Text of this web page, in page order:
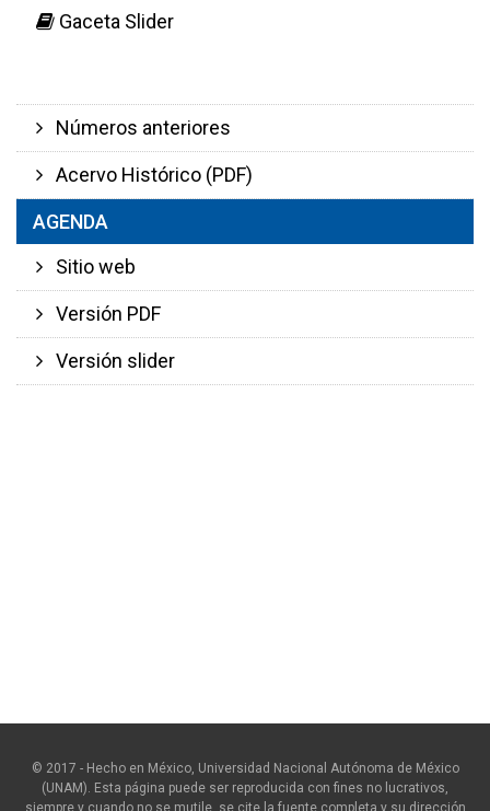
Gaceta Slider
Números anteriores
Acervo Histórico (PDF)
AGENDA
Sitio web
Versión PDF
Versión slider
© 2017 - Hecho en México, Universidad Nacional Autónoma de México
(UNAM). Esta página puede ser reproducida con fines no lucrativos,